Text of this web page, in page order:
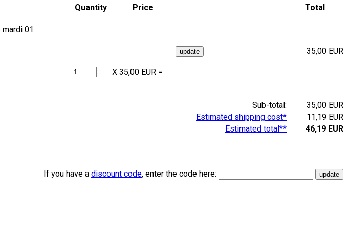
01
Quantity Price Total
X 35,00 EUR =
35,00 EUR
Sub-total:
35,00 EUR
Estimated shipping cost*
11,19 EUR
Estimated total**
46,19 EUR
If you have a discount code, enter the code here: